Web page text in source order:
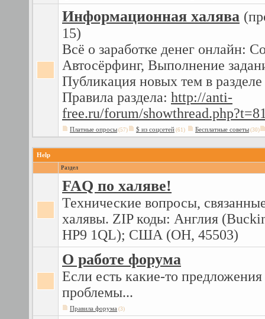
Информационная халява
15)
Всё о заработке денег онлайн:
Автосёрфинг, Выполнение
Публикация новых тем в разделе
Правила раздела: http://anti-
free.ru/forum/
Платные опросы (57) $ из соцсетей (61) Бесплатные советы (30)
Help
Раздел
FAQ по халяве!
Технические вопросы,
халявы. ZIP коды: Англия
HP9 1QL); США (OH, 45503)
О работе форума
Если есть какие-то
проблемы...
Правила форума (3)